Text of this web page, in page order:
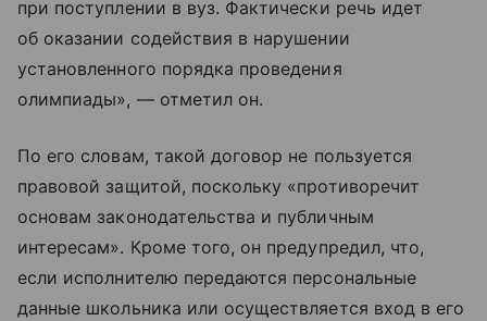
при поступлении в вуз. Фактически речь идет
об оказании содействия в нарушении
установленного порядка проведения
олимпиады», — отметил он.
По его словам, такой договор не пользуется
правовой защитой, поскольку «противоречит
основам законодательства и публичным
интересам». Кроме того, он предупредил, что,
если исполнителю передаются персональные
данные школьника или осуществляется вход в его